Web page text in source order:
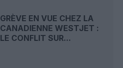
GRÈVE EN VUE CHEZ LA
CANADIENNE WESTJET :
LE CONFLIT SUR...